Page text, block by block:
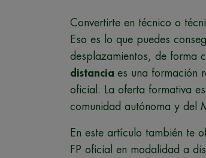
Convertirte en técnico o
Eso es lo que puedes
desplazamientos, de forma
distancia es una formación
oficial. La oferta formativa
comunidad autónoma y del
En este artículo también te
FP oficial en modalidad a